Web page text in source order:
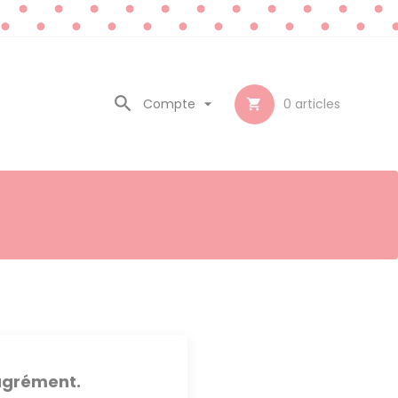
 0 articles
Compte 
